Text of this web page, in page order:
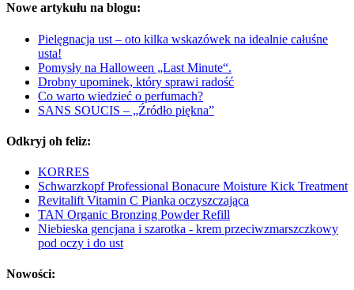
Nowe artykułu na blogu:
Pielęgnacja ust – oto kilka wskazówek na idealnie całuśne
usta!
Pomysły na Halloween „Last Minute“.
Drobny upominek, który sprawi radość
Co warto wiedzieć o perfumach?
SANS SOUCIS – „Źródło piękna”
Odkryj oh feliz:
KORRES
Schwarzkopf Professional Bonacure Moisture Kick Treatment
Revitalift Vitamin C Pianka oczyszczająca
TAN Organic Bronzing Powder Refill
Niebieska gencjana i szarotka - krem przeciwzmarszczkowy
pod oczy i do ust
Nowości: